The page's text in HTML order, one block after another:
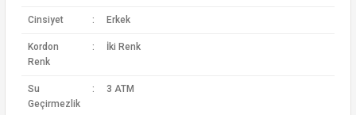
Cinsiyet : Erkek
Kordon
Renk
: İki Renk
Su
Geçirmezlik
: 3 ATM